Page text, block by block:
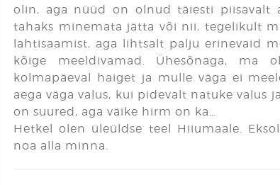
olin, aga nüüd on olnud täiesti piisavalt
tahaks minemata jätta või nii, tegelikult
lahtisaamist, aga lihtsalt palju erinevaid
kõige meeldivamad. Ühesõnaga,
kolmapäeval haiget ja mulle väga ei
aega väga valus, kui pidevalt natuke valus
on suured, aga väike hirm on ka…
Hetkel olen üleüldse teel Hiiumaale.
noa alla minna.